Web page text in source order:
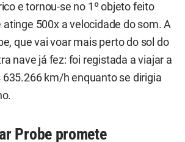
e tornou-se no 1º objeto feito
500x a velocidade do som. A
que vai voar mais perto do sol do
nave já fez: foi registada a viajar a
km/h enquanto se dirigia
Probe promete